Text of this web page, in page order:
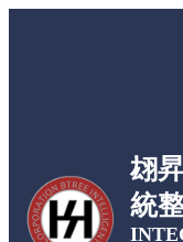
翃
統